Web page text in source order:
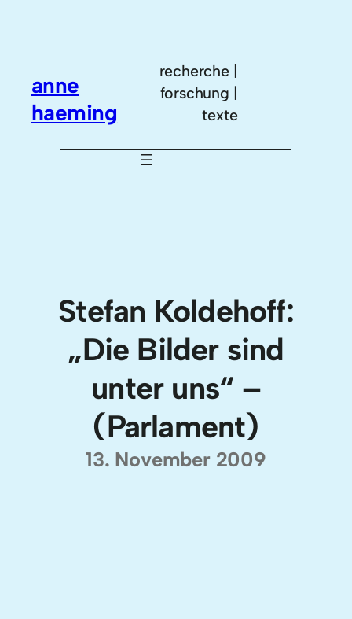
anne
haeming
recherche |
forschung |
texte
Stefan Koldehoff:
„Die Bilder sind
unter uns“ –
(Parlament)
13. November 2009